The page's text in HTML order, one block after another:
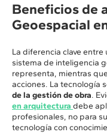
Beneficios de
Geoespacial
La diferencia clave
sistema de inteligencia
representa, mientras
acciones. La tecnología
de la gestión de obra.
en arquitectura debe
profesionales, no para
tecnología con